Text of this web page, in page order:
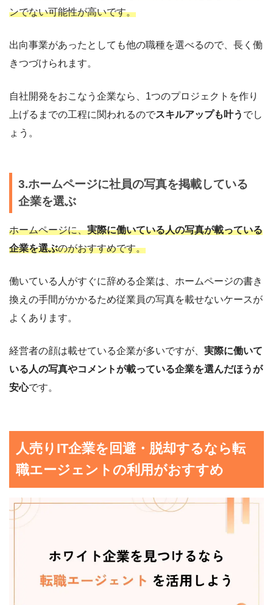
ンでない可能性が高いです。
出向事業があったとしても他の職種を選べるので、長く働
きつづけられます。
自社開発をおこなう企業なら、1つのプロジェクトを作り
上げるまでの工程に関われるのでスキルアップも叶う でし
ょう。
3.ホームページに社員の写真を掲載している
企業を選ぶ
ホームページに、実際に働いている人の写真が載っている
企業を選ぶのがおすすめです。
働いている人がすぐに辞める企業は、ホームページの書き
換えの手間がかかるため従業員の写真を載せないケースが
よくあります。
経営者の顔は載せている企業が多いですが、 実際に働いて
いる人の写真やコメントが載っている企業を選んだほうが
安心です。
人売りIT企業を回避・脱却するなら転
職エージェントの利用がおすすめ